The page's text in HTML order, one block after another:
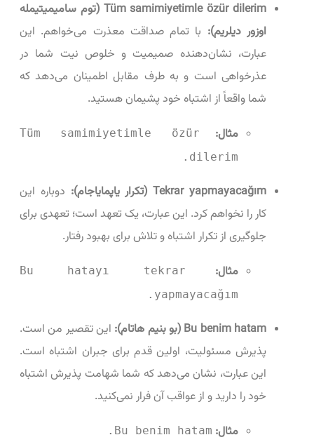
Tüm samimiyetimle özür dilerim (توم سامیمیتیمله
اوزور دیلریم): با تمام صداقت معذرت می‌خواهم. این
عبارت، نشان‌دهنده صمیمیت و خلوص نیت شما در
عذرخواهی است و به طرف مقابل اطمینان می‌دهد که
شما واقعاً از اشتباه خود پشیمان هستید.
مثال:
Tüm samimiyetimle özür
dilerim.
Tekrar yapmayacağım (تکرار یاپمایاجام):
دوباره این
کار را نخواهم کرد. این عبارت، یک تعهد است؛ تعهدی برای
جلوگیری از تکرار اشتباه و تلاش برای بهبود رفتار.
مثال:
Bu hatayı tekrar
yapmayacağım.
Bu benim hatam (بو بنیم هاتام):
این تقصیر من است.
پذیرش مسئولیت، اولین قدم برای جبران اشتباه است.
این عبارت، نشان می‌دهد که شما شهامت پذیرش اشتباه
خود را دارید و از عواقب آن فرار نمی‌کنید.
مثال: Bu benim hatam.